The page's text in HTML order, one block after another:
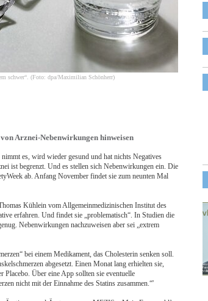
schwer“. (Foto: dpa/Maximilian Schönherr)
Arznei-Nebenwirkungen hinweisen
es, wird wieder gesund und hat nichts Negatives
ist begrenzt. Und es stellen sich Nebenwirkungen ein. Die
ab. Anfang November findet sie zum neunten Mal
Kühlein vom Allgemeinmedizinischen Institut des
erfahren. Und findet sie „problematisch“. In Studien die
Nebenwirkungen nachzuweisen aber sei „extrem
bei einem Medikament, das Cholesterin senken soll.
abgesetzt. Einen Monat lang erhielten sie,
Placebo. Über eine App sollten sie eventuelle
nicht mit der Einnahme des Statins zusammen.“'